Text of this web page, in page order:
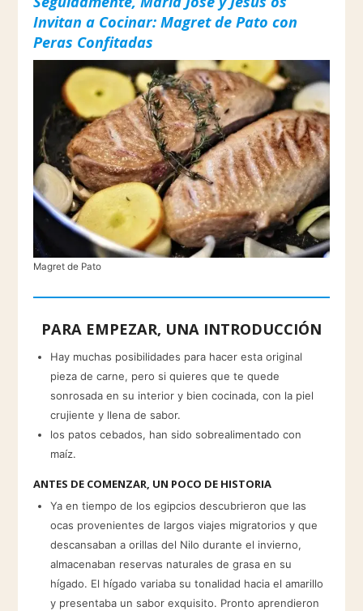
Invitan a Cocinar: Magret de Pato con
Peras Confitadas
Magret de Pato
PARA EMPEZAR, UNA INTRODUCCIÓN
Hay muchas posibilidades para hacer esta original
pieza de carne, pero si quieres que te quede
sonrosada en su interior y bien cocinada, con la piel
crujiente y llena de sabor.
los patos cebados, han sido sobrealimentado con
maíz.
ANTES DE COMENZAR, UN POCO DE HISTORIA
Ya en tiempo de los egipcios descubrieron que las
ocas provenientes de largos viajes migratorios y que
descansaban a orillas del Nilo durante el invierno,
almacenaban reservas naturales de grasa en su
hígado. El hígado variaba su tonalidad hacia el amarillo
y presentaba un sabor exquisito. Pronto aprendieron